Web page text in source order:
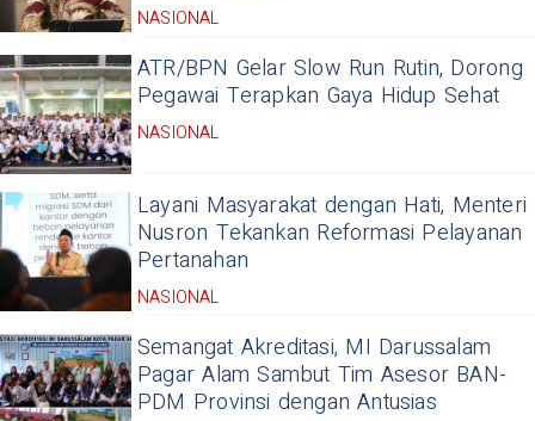
NASIONAL
ATR/BPN Gelar Slow Run Rutin, Dorong
Pegawai Terapkan Gaya Hidup Sehat
NASIONAL
Layani Masyarakat dengan Hati, Menteri
Nusron Tekankan Reformasi Pelayanan
Pertanahan
NASIONAL
Semangat Akreditasi, MI Darussalam
Pagar Alam Sambut Tim Asesor BAN-
PDM Provinsi dengan Antusias